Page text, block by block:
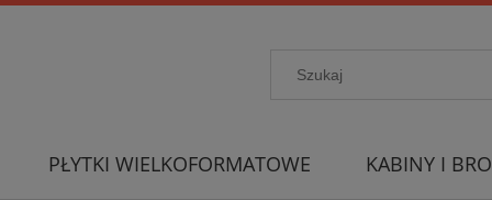
PŁYTKI WIELKOFORMATOWE KABINY I